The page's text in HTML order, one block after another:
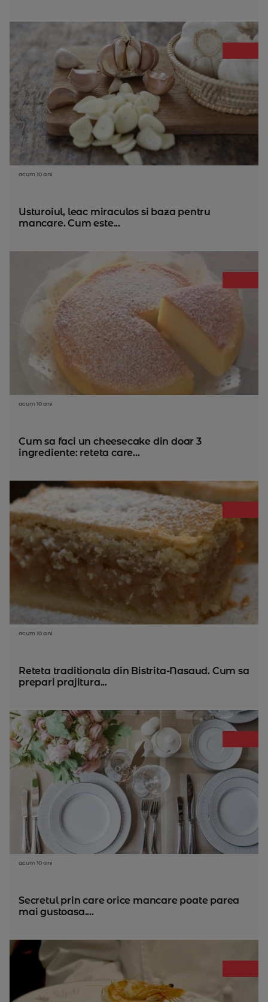
acum 10 ani
Usturoiul, leac miraculos si baza pentru
mancare. Cum este...
acum 10 ani
Cum sa faci un cheesecake din doar 3
ingrediente: reteta care...
acum 10 ani
Reteta traditionala din Bistrita-Nasaud. Cum sa
prepari prajitura...
acum 10 ani
Secretul prin care orice mancare poate parea
mai gustoasa....